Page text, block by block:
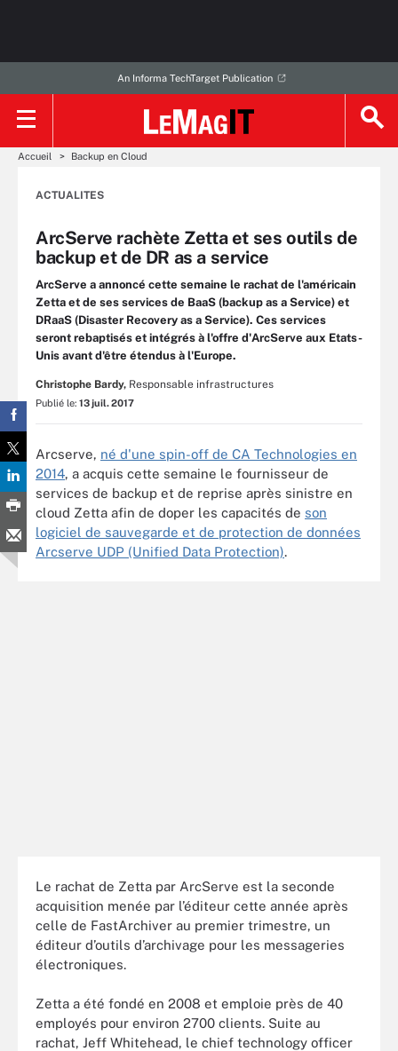
An Informa TechTarget Publication
Accueil Backup en Cloud
ACTUALITES
ArcServe rachète Zetta et ses outils de
backup et de DR as a service
ArcServe a annoncé cette semaine le rachat de l'américain
Zetta et de ses services de BaaS (backup as a Service) et
DRaaS (Disaster Recovery as a Service). Ces services
seront rebaptisés et intégrés à l'offre d'ArcServe aux Etats-
Unis avant d'être étendus à l'Europe.
Christophe Bardy, Responsable infrastructures
Publié le: 13 juil. 2017
Arcserve, né d'une spin-off de CA Technologies en
2014, a acquis cette semaine le fournisseur de
services de backup et de reprise après sinistre en
cloud Zetta afin de doper les capacités de son
logiciel de sauvegarde et de protection de données
Arcserve UDP (Unified Data Protection).
Le rachat de Zetta par ArcServe est la seconde
acquisition menée par l’éditeur cette année après
celle de FastArchiver au premier trimestre, un
éditeur d’outils d’archivage pour les messageries
électroniques.
Zetta a été fondé en 2008 et emploie près de 40
employés pour environ 2700 clients. Suite au
rachat, Jeff Whitehead, le chief technology officer